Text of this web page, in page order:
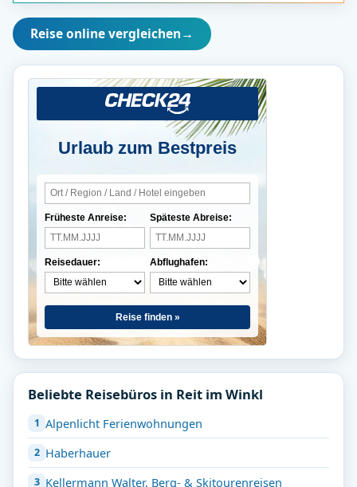
Reise online vergleichen→
Urlaub zum Bestpreis
Früheste Anreise:
Reisedauer:
Späteste Abreise:
Abflughafen:
Reise finden »
Beliebte Reisebüros in Reit im Winkl
Alpenlicht Ferienwohnungen
Haberhauer
Kellermann Walter, Berg- & Skitourenreisen